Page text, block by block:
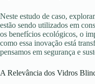
Neste estudo de caso,
estão sendo utilizados em
os benefícios ecológicos, o
como essa inovação está
pensamos em segurança e
A Relevância dos Vidros